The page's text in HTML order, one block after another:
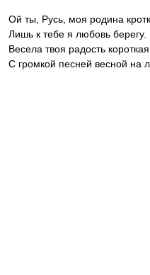
Ой ты, Русь, моя родина
Лишь к тебе я любовь берегу.
Весела твоя радость короткая
С громкой песней весной на